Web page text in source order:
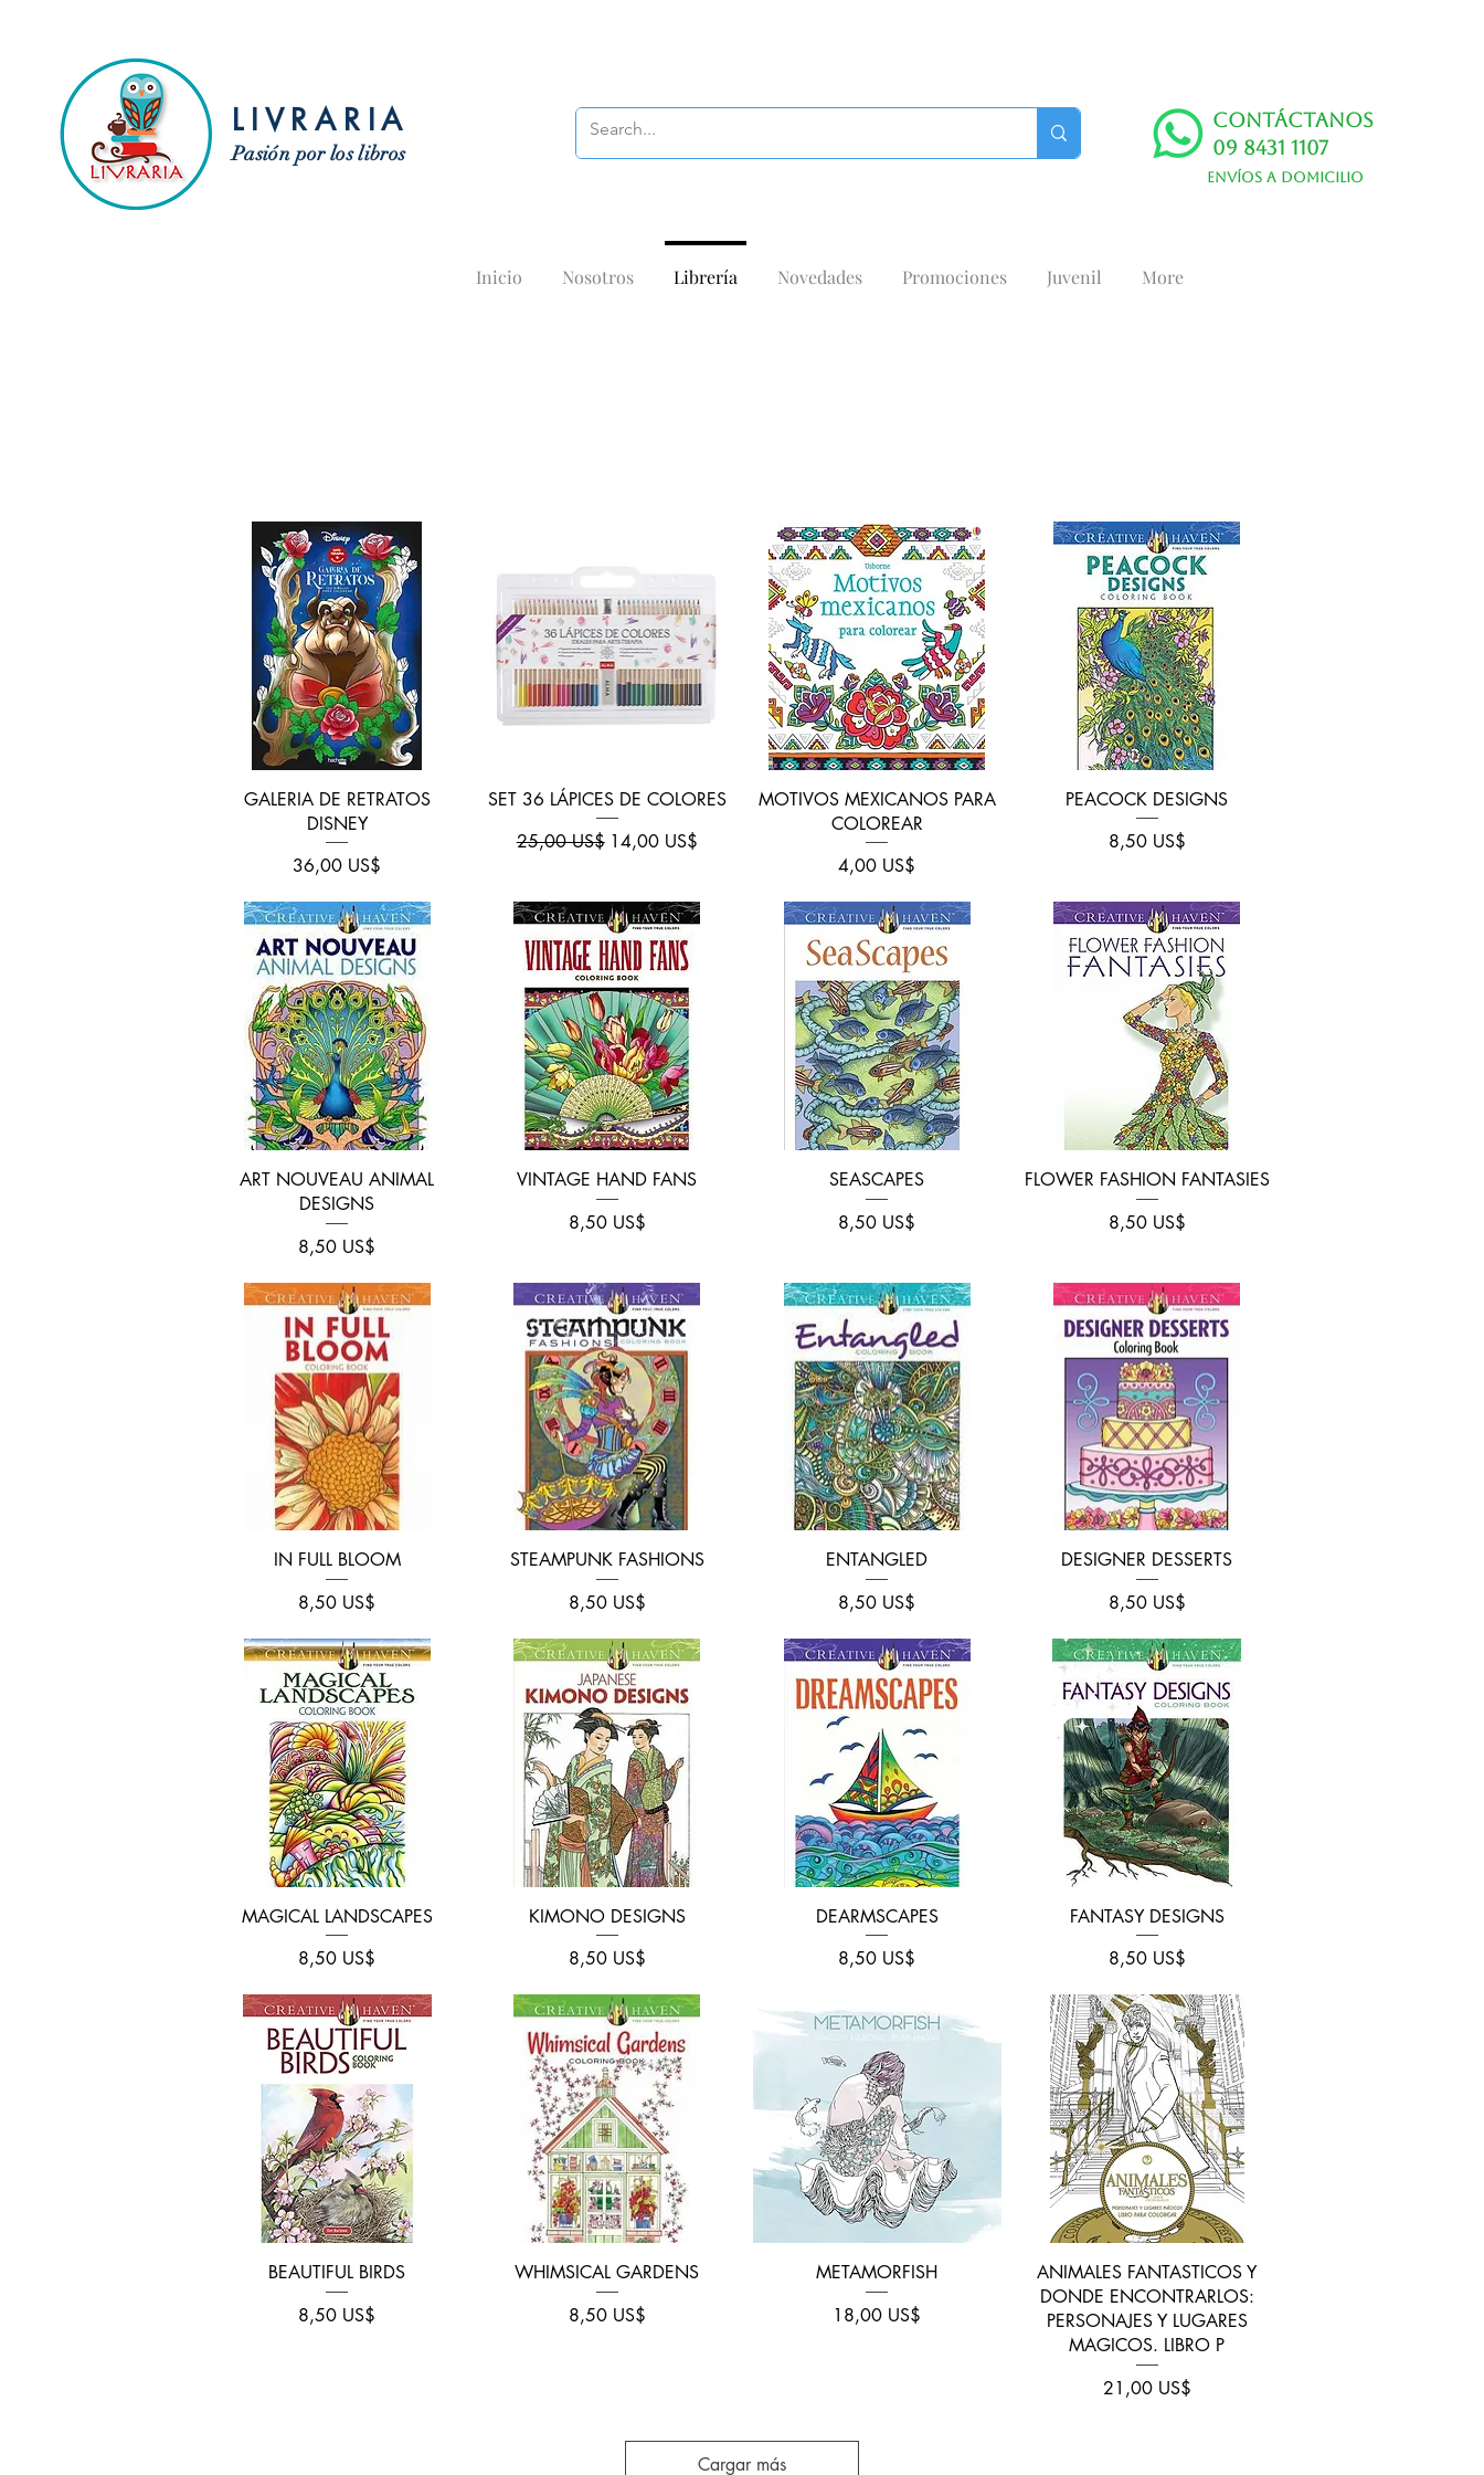
LIVRARIA
Pasión por los libros
Contáctanos
09 8431 1107
Envíos a domicilio
Inicio Nosotros Librería Novedades Promociones Juvenil More
Vista rápida
GALERIA DE RETRATOS
DISNEY
Precio
36,00 US$
Vista rápida
SET 36 LÁPICES DE COLORES
Precio
25,00 US$ Precio de oferta
14,00 US$
Vista rápida
MOTIVOS MEXICANOS PARA
COLOREAR
Precio
4,00 US$
Vista rápida
PEACOCK DESIGNS
Precio
8,50 US$
Vista rápida
ART NOUVEAU ANIMAL
DESIGNS
Precio
8,50 US$
Vista rápida
VINTAGE HAND FANS
Precio
8,50 US$
Vista rápida
SEASCAPES
Precio
8,50 US$
Vista rápida
FLOWER FASHION FANTASIES
Precio
8,50 US$
Vista rápida
IN FULL BLOOM
Precio
8,50 US$
Vista rápida
STEAMPUNK FASHIONS
Precio
8,50 US$
Vista rápida
ENTANGLED
Precio
8,50 US$
Vista rápida
DESIGNER DESSERTS
Precio
8,50 US$
Vista rápida
MAGICAL LANDSCAPES
Precio
8,50 US$
Vista rápida
KIMONO DESIGNS
Precio
8,50 US$
Vista rápida
DEARMSCAPES
Precio
8,50 US$
Vista rápida
FANTASY DESIGNS
Precio
8,50 US$
Vista rápida
BEAUTIFUL BIRDS
Precio
8,50 US$
Vista rápida
WHIMSICAL GARDENS
Precio
8,50 US$
Vista rápida
METAMORFISH
Precio
18,00 US$
Vista rápida
ANIMALES FANTASTICOS Y
DONDE ENCONTRARLOS:
PERSONAJES Y LUGARES
MAGICOS. LIBRO P
Precio
21,00 US$
Cargar más